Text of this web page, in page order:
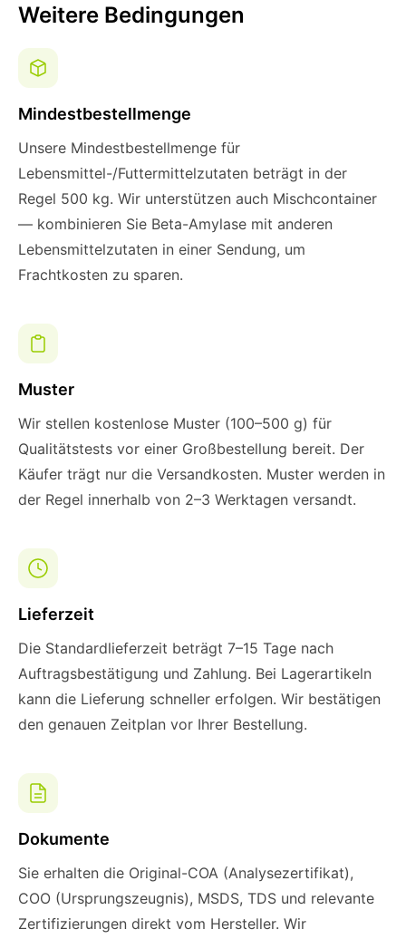
Weitere Bedingungen
Mindestbestellmenge
Unsere Mindestbestellmenge für
Lebensmittel-/Futtermittelzutaten beträgt in der
Regel 500 kg. Wir unterstützen auch Mischcontainer
— kombinieren Sie Beta-Amylase mit anderen
Lebensmittelzutaten in einer Sendung, um
Frachtkosten zu sparen.
Muster
Wir stellen kostenlose Muster (100–500 g) für
Qualitätstests vor einer Großbestellung bereit. Der
Käufer trägt nur die Versandkosten. Muster werden in
der Regel innerhalb von 2–3 Werktagen versandt.
Lieferzeit
Die Standardlieferzeit beträgt 7–15 Tage nach
Auftragsbestätigung und Zahlung. Bei Lagerartikeln
kann die Lieferung schneller erfolgen. Wir bestätigen
den genauen Zeitplan vor Ihrer Bestellung.
Dokumente
Sie erhalten die Original-COA (Analysezertifikat),
COO (Ursprungszeugnis), MSDS, TDS und relevante
Zertifizierungen direkt vom Hersteller. Wir